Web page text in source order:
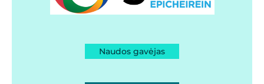
Naudos gavėjas